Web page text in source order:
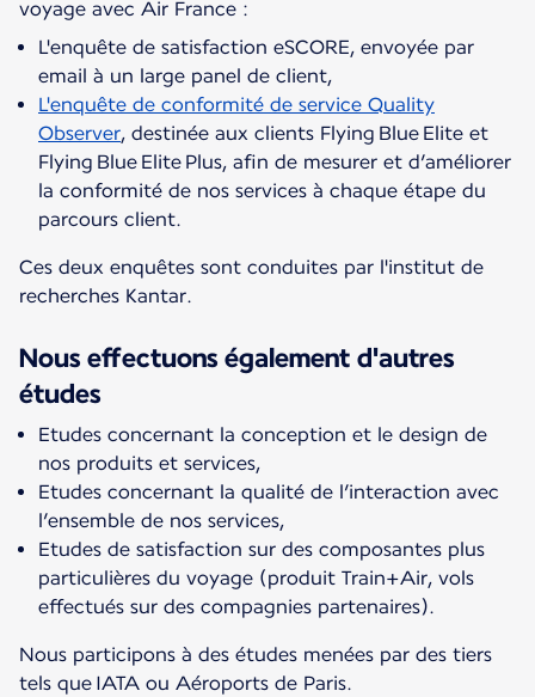
L'enquête de satisfaction eSCORE, envoyée par
email à un large panel de client,
L'enquête de conformité de service Quality
Observer, destinée aux clients Flying Blue Elite et
Flying Blue Elite Plus, afin de mesurer et d’améliorer
la conformité de nos services à chaque étape du
parcours client.
Ces deux enquêtes sont conduites par l'institut de
recherches Kantar.
Nous effectuons également d'autres
études
Etudes concernant la conception et le design de
nos produits et services,
Etudes concernant la qualité de l’interaction avec
l’ensemble de nos services,
Etudes de satisfaction sur des composantes plus
particulières du voyage (produit Train+Air, vols
effectués sur des compagnies partenaires).
Nous participons à des études menées par des tiers
tels que IATA ou Aéroports de Paris.